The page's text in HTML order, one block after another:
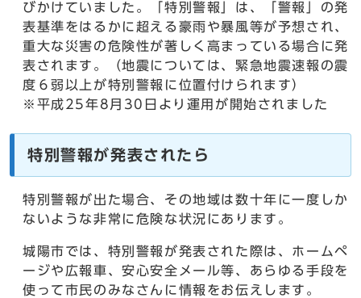
びかけていました。「特別警報」は、「警報」の発
表基準をはるかに超える豪雨や暴風等が予想され、
重大な災害の危険性が著しく高まっている場合に発
表されます。（地震については、緊急地震速報の震
度６弱以上が特別警報に位置付けられます）
※平成25年8月30日より運用が開始されました
特別警報が発表されたら
特別警報が出た場合、その地域は数十年に一度しか
ないような非常に危険な状況にあります。
城陽市では、特別警報が発表された際は、ホームペ
ージや広報車、安心安全メール等、あらゆる手段を
使って市民のみなさんに情報をお伝えします。